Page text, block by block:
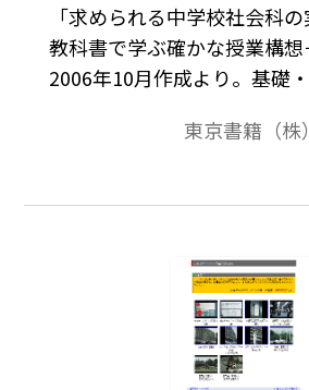
「求められる中学校社会科
教科書で学ぶ確かな授業構
2006年10月作成より。基礎
社会科の教科書に沿った授
東京書籍（